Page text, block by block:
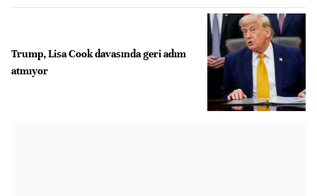
Trump, Lisa Cook davasında geri adım
atmıyor